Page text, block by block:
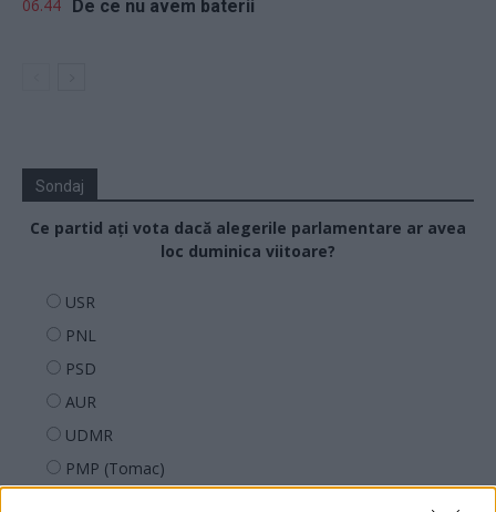
06.44 De ce nu avem baterii
Sondaj
Ce partid ați vota dacă alegerile parlamentare ar avea
loc duminica viitoare?
USR
PNL
PSD
AUR
UDMR
PMP (Tomac)